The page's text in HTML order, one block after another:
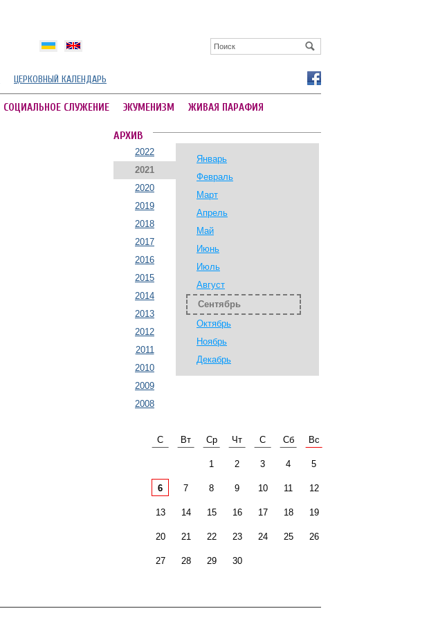
ЦЕРКОВНЫЙ КАЛЕНДАРЬ
СОЦИАЛЬНОЕ СЛУЖЕНИЕ ЭКУМЕНИЗМ ЖИВАЯ ПАРАФИЯ
АРХИВ
2022
2021
2020
2019
2018
2017
2016
2015
2014
2013
2012
2011
2010
2009
2008
Январь
Февраль
Март
Апрель
Май
Июнь
Июль
Август
Сентябрь
Октябрь
Ноябрь
Декабрь
С Вт Ср Чт С Сб Вс
1 2 3 4 5
6 7 8 9 10 11 12
13 14 15 16 17 18 19
20 21 22 23 24 25 26
27 28 29 30